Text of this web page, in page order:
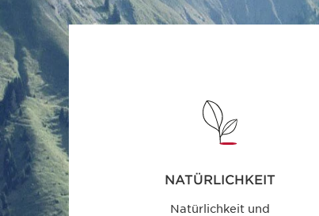
NATÜRLICHKEIT
Natürlichkeit und